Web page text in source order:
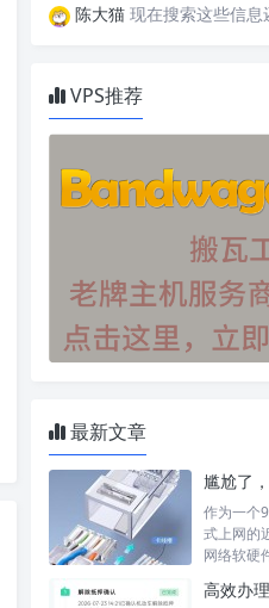
陈大猫 现在搜索这些信息
VPS推荐
最新文章
尴尬了
作为一个
式上网的
网络软硬
高效办